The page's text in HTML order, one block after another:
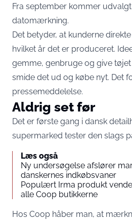
Fra september kommer
datomærkning.
Det betyder, at kunderne
hvilket år det er produceret.
gemme, genbruge og give
smide det ud og købe nyt. Det
pressemeddelelse.
Aldrig set før
Det er første gang i dansk
supermarked tester den slags
Læs også
Ny undersøgelse afslører
danskernes indkøbsvaner
Populært Irma produkt
alle Coop butikkerne
Hos Coop håber man, at